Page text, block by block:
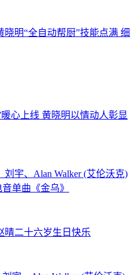
晓明“全自动帮厨”技能点满 细
暖心上线 黄晓明以情动人彰显
宇、Alan Walker (艾伦沃克)
单曲《金乌》
晴二十六岁生日快乐